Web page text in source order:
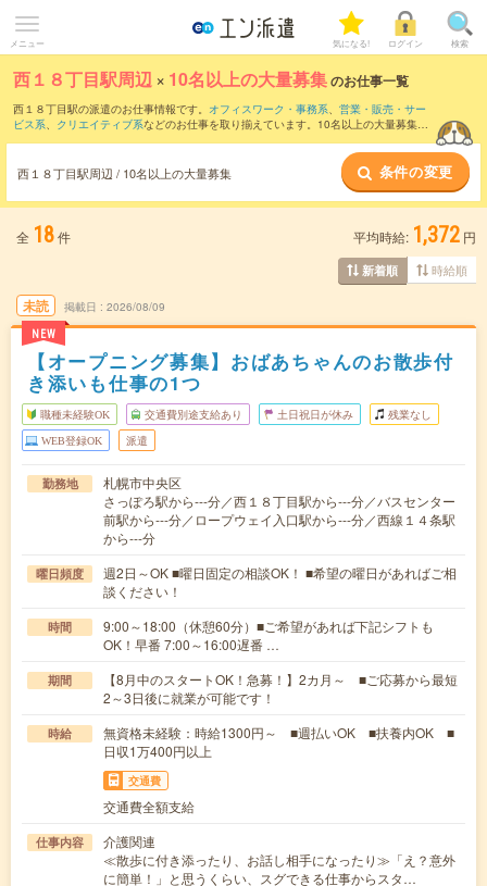
メニュー 気になる! ログイン 検索
西１８丁目駅周辺 × 10名以上の大量募集のお仕事一覧
西１８丁目駅の派遣のお仕事情報です。 オフィスワーク・事務系、 営業・販売・サー
ビス系、 クリエイティブ系などのお仕事を取り揃えています。10名以上の大量募集の
西１８丁目駅周辺 / 10名以上の大量募集 条件の変更
全 18件 平均時給: 1,372 円
新着順 時給順
未読
NEW
掲載日 2026/08/09
【オープニング募集】おばあちゃんのお散歩付
き添いも仕事の1つ
職種未経験OK 交通費別途支給あり 土日祝日が休み 残業なし
WEB登録OK 派遣
勤務地
札幌市中央区
さっぽろ駅から---分／西１８丁目駅から---分／バスセンター
前駅から---分／ロープウェイ入口駅から---分／西線１４条駅
から---分
曜日頻度
週2日～OK ■曜日固定の相談OK！ ■希望の曜日があればご相
談ください！
時間
9:00～18:00（休憩60分）■ご希望があれば下記シフトも
OK！早番 7:00～16:00遅番 …
期間
【8月中のスタートOK！急募！】2カ月～ ■ご応募から最短
2～3日後に就業が可能です！
時給
無資格未経験：時給1300円～ ■週払いOK ■扶養内OK ■
日収1万400円以上
交通費
交通費全額支給
仕事内容
介護関連
≪散歩に付き添ったり、お話し相手になったり≫「え？意外
に簡単！」と思うくらい、スグできる仕事からスタ…